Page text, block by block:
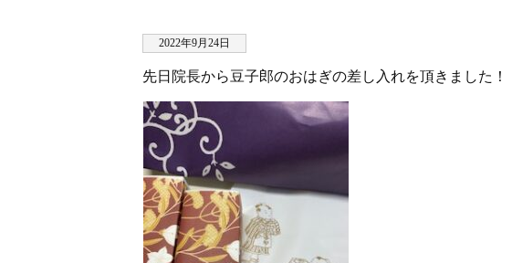
2022年9月24日
先日院長から豆子郎のおはぎの差し入れを頂きました！